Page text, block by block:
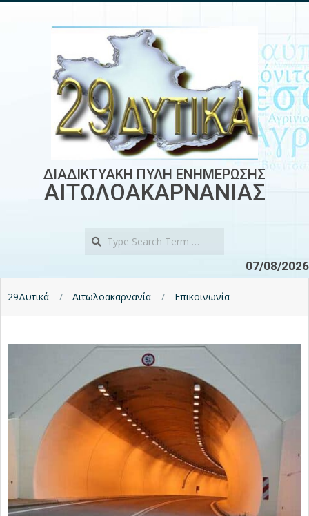
ΔΙΑΔΙΚΤΥΑΚΗ ΠΥΛΗ ΕΝΗΜΕΡΩΣΗΣ
ΑΙΤΩΛΟΑΚΑΡΝΑΝΙΑΣ
07/08/2026
29Δυτικά Αιτωλοακαρνανία Επικοινωνία